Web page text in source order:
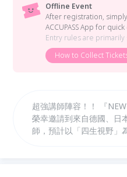
Offline Event
After registration,
ACCUPASS App for
Entry rules are
How to Collect
超強講師陣容！！ 『
榮幸邀請到來自德國、日
師，預計以「四生視野」